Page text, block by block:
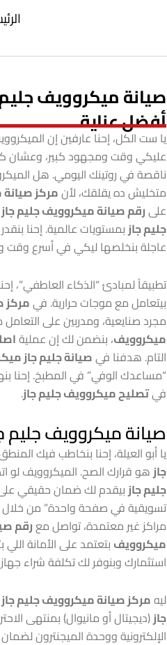
صيانة ميكروويف
أفضل عناية
يا ست الكل، إحنا عارفين إن
عليكي وقت ومجهود كبير، وعشان
ناقصة في روتينك اليومي. هل
متخليش ده يقلقك، لأنمركز
علىرقم صيانة ميكروويف جليم جاز16062، فريقنا بيتحرك فوراً عشان يقدم لك خدمة
جليم جازبمستويات عالمية. إحنا
عاجلة بنخلصها ليكي في أسرع وقت
تطبيقاً لمبادئ “الذكاء العاطفي”،
بيتعامل مع موجات حرارية. فيمركز
مجرد صنايعية، ومدربين على
ميكروويف، بنضمن لك إن عملية
التام. هدفنا فيصيانة جليم جاز
“مساعدك الوفي” في المطبخ. إحنا
فيتصليح ميكروويف جليم جاز.
صيانة ميكروويف جليم
يا أبو العيلة، إحنا بنخاطب فيك
جازهو قرارك الصح. الميكروويف
جليم جازبيقدم لك ضمان حقيقي
تسويقية في صفحة واحدة” من خلال
مراكز غير معتمدة، تواصل معرقم
ميكروويف بتعتمد على الأمانة
استثمارك وبنوفر لك تكلفة شراء
ليهمركز صيانة ميكروويف جليم جاز
جاز(ديجيتال أو مانيوال) بمنتهى
الإلكترونية ووحدة الميجنترون